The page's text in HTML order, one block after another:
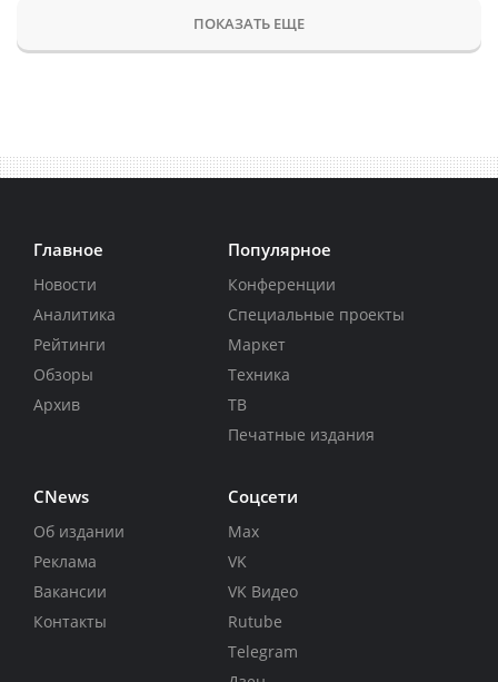
ПОКАЗАТЬ ЕЩЕ
Главное
Новости
Аналитика
Рейтинги
Обзоры
Архив
Популярное
Конференции
Специальные проекты
Маркет
Техника
ТВ
Печатные издания
CNews
Об издании
Реклама
Вакансии
Контакты
Соцсети
Max
VK
VK Видео
Rutube
Telegram